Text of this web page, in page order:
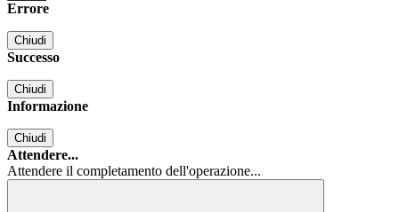
Errore
Chiudi
Successo
Chiudi
Informazione
Chiudi
Attendere...
Attendere il completamento dell'operazione...